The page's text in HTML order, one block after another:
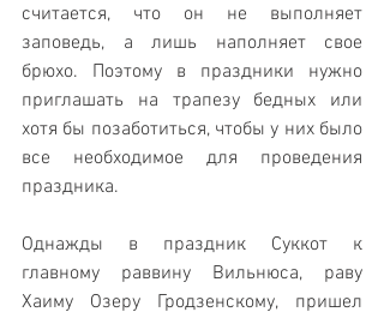
считается, что он не выполняет
заповедь, а лишь наполняет свое
брюхо. Поэтому в праздники нужно
приглашать на трапезу бедных или
хотя бы позаботиться, чтобы у них было
все необходимое для проведения
праздника.
Однажды в праздник Суккот к
главному раввину Вильнюса, раву
Хаиму Озеру Гродзенскому, пришел